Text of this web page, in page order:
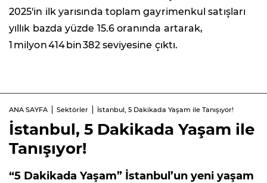
2025'in ilk yarısında toplam gayrimenkul satışları
yıllık bazda yüzde 15.6 oranında artarak,
1 milyon 414 bin 382 seviyesine çıktı.
ANA SAYFA Sektörler İstanbul, 5 Dakikada Yaşam ile Tanışıyor!
İstanbul, 5 Dakikada Yaşam ile
Tanışıyor!
“5 Dakikada Yaşam” İstanbul’un yeni yaşam